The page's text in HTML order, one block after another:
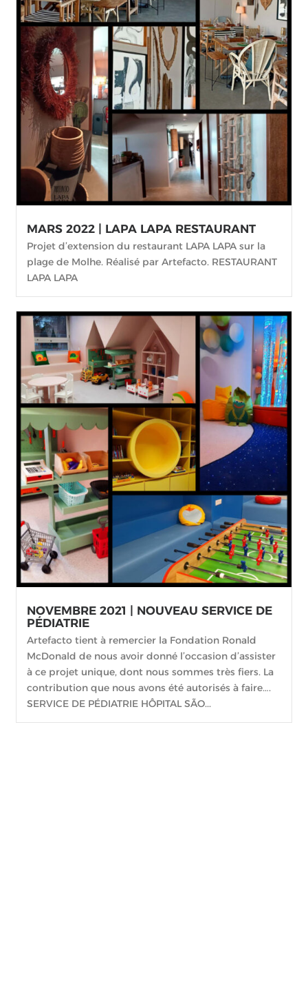
MARS 2022 | LAPA LAPA RESTAURANT
Projet d’extension du restaurant LAPA LAPA sur la
plage de Molhe. Réalisé par Artefacto. RESTAURANT
LAPA LAPA
NOVEMBRE 2021 | NOUVEAU SERVICE DE
PÉDIATRIE
Artefacto tient à remercier la Fondation Ronald
McDonald de nous avoir donné l’occasion d’assister
à ce projet unique, dont nous sommes très fiers. La
contribution que nous avons été autorisés à faire….
SERVICE DE PÉDIATRIE HÔPITAL SÃO...